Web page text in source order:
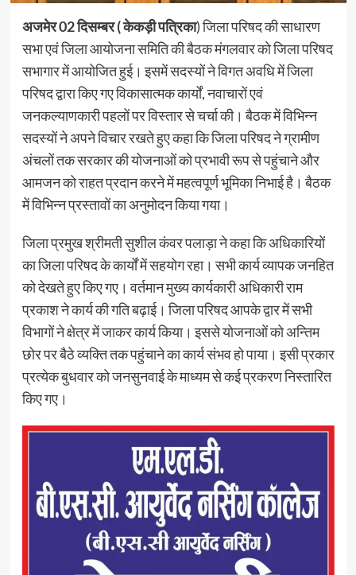
अजमेर 02 दिसम्बर ( केकड़ी पत्रिका) जिला परिषद की साधारण
सभा एवं जिला आयोजना समिति की बैठक मंगलवार को जिला परिषद
सभागार में आयोजित हुई। इसमें सदस्यों ने विगत अवधि में जिला
परिषद द्वारा किए गए विकासात्मक कार्यों, नवाचारों एवं
जनकल्याणकारी पहलों पर विस्तार से चर्चा की। बैठक में विभिन्न
सदस्यों ने अपने विचार रखते हुए कहा कि जिला परिषद ने ग्रामीण
अंचलों तक सरकार की योजनाओं को प्रभावी रूप से पहुंचाने और
आमजन को राहत प्रदान करने में महत्वपूर्ण भूमिका निभाई है। बैठक
में विभिन्न प्रस्तावों का अनुमोदन किया गया।
जिला प्रमुख श्रीमती सुशील कंवर पलाड़ा ने कहा कि अधिकारियों
का जिला परिषद के कार्यों में सहयोग रहा। सभी कार्य व्यापक जनहित
को देखते हुए किए गए। वर्तमान मुख्य कार्यकारी अधिकारी राम
प्रकाश ने कार्य की गति बढ़ाई। जिला परिषद आपके द्वार में सभी
विभागों ने क्षेत्र में जाकर कार्य किया। इससे योजनाओं को अन्तिम
छोर पर बैठे व्यक्ति तक पहुंचाने का कार्य संभव हो पाया। इसी प्रकार
प्रत्येक बुधवार को जनसुनवाई के माध्यम से कई प्रकरण निस्तारित
किए गए।